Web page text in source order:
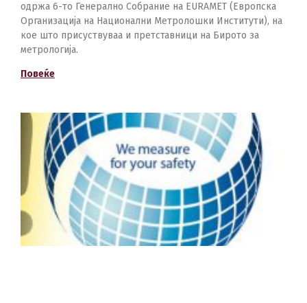
одржa 6-то Генерално Собрание на EURAMET (Европска
Организација на Национални Метролошки Институти), на
кое што присуствуваа и претставници на Бирото за
метрологија.
Повеќе